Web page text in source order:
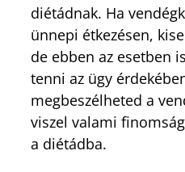
diétádnak. Ha
ünnepi étkezésen,
de ebben az esetben
tenni az ügy
megbeszélheted a
viszel valami
a diétádba.